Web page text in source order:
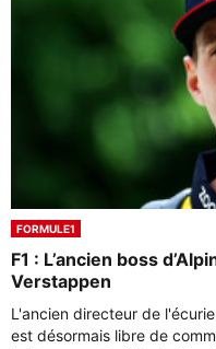
FORMULE1
F1 : L’ancien boss
Verstappen
L'ancien directeur de
est désormais libre de